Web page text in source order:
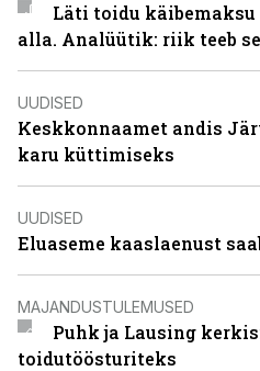
Läti toidu
alla. Analüütik: riik teeb
UUDISED
Keskkonnaamet andis
karu küttimiseks
UUDISED
Eluaseme kaaslaenust
MAJANDUSTULEMUSED
Puhk ja Lausing
toidutöösturiteks